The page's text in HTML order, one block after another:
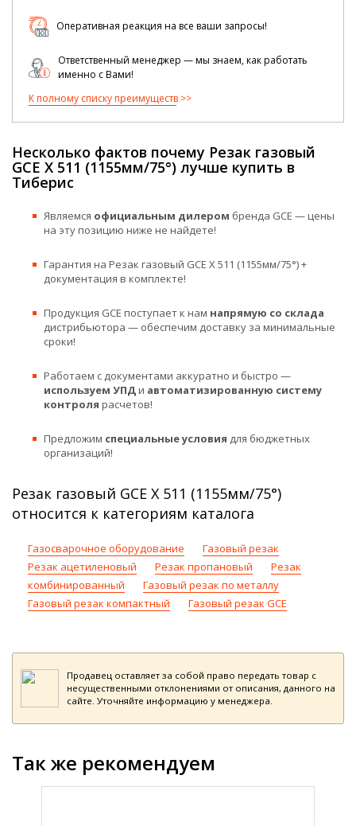
Оперативная реакция на все ваши запросы!
Ответственный менеджер — мы знаем, как работать
именно с Вами!
К полному списку преимуществ
Несколько фактов почему Резак газовый
GCE X 511 (1155мм/75°) лучше купить в
Тиберис
Являемся официальным дилером бренда GCE — цены
на эту позицию ниже не найдете!
Гарантия на Резак газовый GCE X 511 (1155мм/75°) +
документация в комплекте!
Продукция GCE поступает к нам напрямую со склада
дистрибьютора — обеспечим доставку за минимальные
сроки!
Работаем с документами аккуратно и быстро —
используем УПДи автоматизированную систему
контроля расчетов!
Предложим специальные условия для бюджетных
организаций!
Резак газовый GCE X 511 (1155мм/75°)
относится к категориям каталога
Газосварочное оборудование
Газовый резак
Резак ацетиленовый
Резак пропановый
Резак
комбинированный
Газовый резак по металлу
Газовый резак компактный
Газовый резак GCE
Продавец оставляет за собой право передать товар с
несущественными отклонениями от описания, данного на
сайте. Уточняйте информацию у менеджера.
Так же рекомендуем